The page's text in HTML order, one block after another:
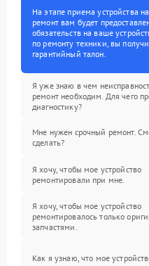
На этапе приема устройства
ремонт вам будет
обязательств на ваше
по ремонту техники, вы
гарантийный талон.
Я уже знаю в чем
ремонт необходим. Для чего
диагностику?
Мне нужен срочный ремонт.
сделать?
Я хочу, чтобы мое устройство
ремонтировали при мне.
Я хочу, чтобы мое устройство
ремонтировалось только
запчастями.
Как я узнаю, что мое